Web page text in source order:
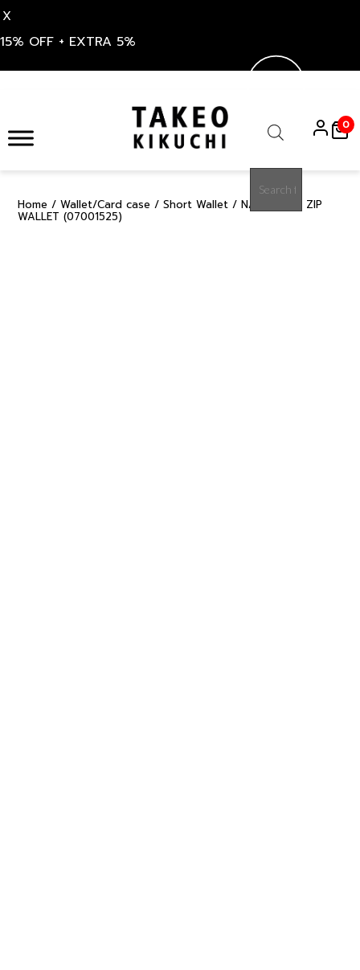
X
15% OFF + EXTRA 5%
content
search
0
Home / Wallet/Card case / Short Wallet / NAVY MESH ZIP
WALLET (07001525)